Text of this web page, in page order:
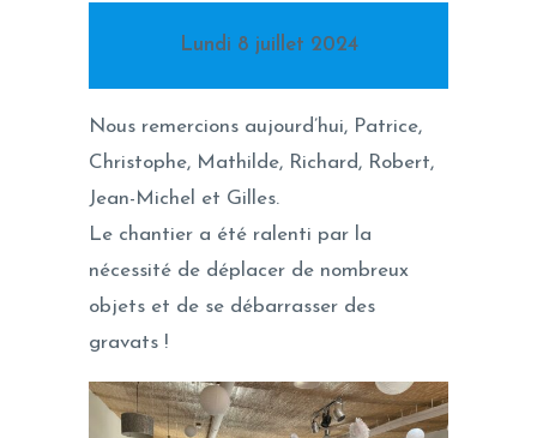
Lundi 8 juillet 2024
Nous remercions aujourd’hui, Patrice,
Christophe, Mathilde, Richard, Robert,
Jean-Michel et Gilles.
Le chantier a été ralenti par la
nécessité de déplacer de nombreux
objets et de se débarrasser des
gravats !